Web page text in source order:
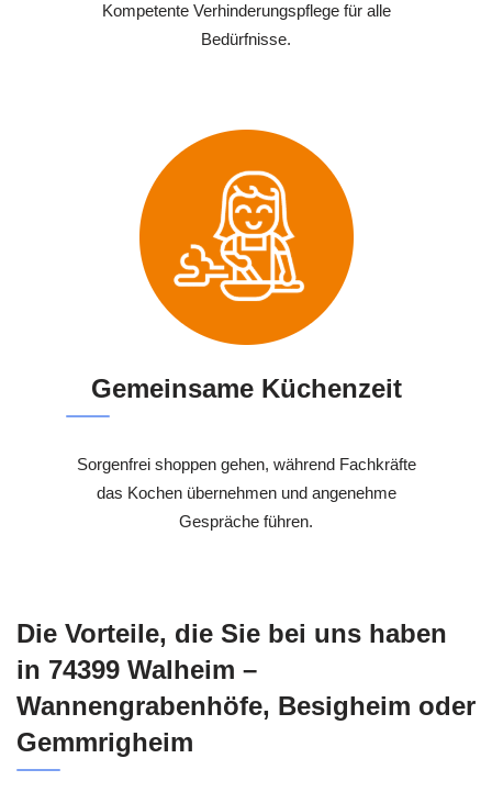
Kompetente Verhinderungspflege für alle
Bedürfnisse.
Gemeinsame Küchenzeit
Sorgenfrei shoppen gehen, während Fachkräfte
das Kochen übernehmen und angenehme
Gespräche führen.
Die Vorteile, die Sie bei uns haben
in 74399 Walheim –
Wannengrabenhöfe, Besigheim oder
Gemmrigheim